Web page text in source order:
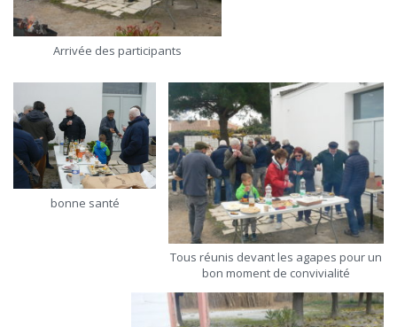
Arrivée des participants
Tous réunis devant les agapes pour un
bon moment de convivialité
bonne santé